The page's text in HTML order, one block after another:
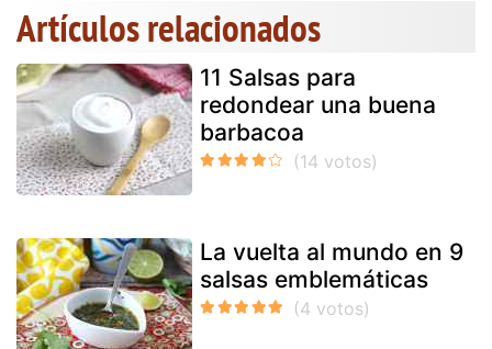
Artículos relacionados
11 Salsas para
redondear una buena
barbacoa
La vuelta al mundo en 9
salsas emblemáticas